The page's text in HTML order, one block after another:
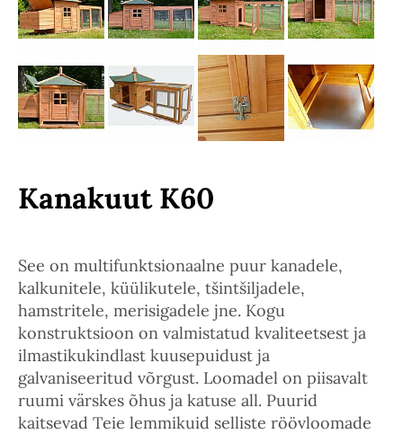
Kanakuut K60
See on multifunktsionaalne puur kanadele,
kalkunitele, küülikutele, tšintšiljadele,
hamstritele, merisigadele jne. Kogu
konstruktsioon on valmistatud kvaliteetsest ja
ilmastikukindlast kuusepuidust ja
galvaniseeritud võrgust. Loomadel on piisavalt
ruumi värskes õhus ja katuse all. Puurid
kaitsevad Teie lemmikuid selliste röövloomade